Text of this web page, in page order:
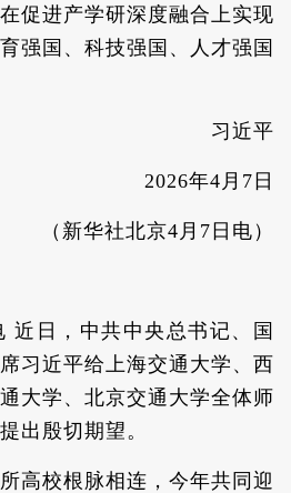
促进产学研深度融合上实现
强国、科技强国、人才强国
习近平
2026年4月7日
（新华社北京4月7日电）
近日，中共中央总书记、国
习近平给上海交通大学、西
大学、北京交通大学全体师
出殷切期望。
高校根脉相连，今年共同迎